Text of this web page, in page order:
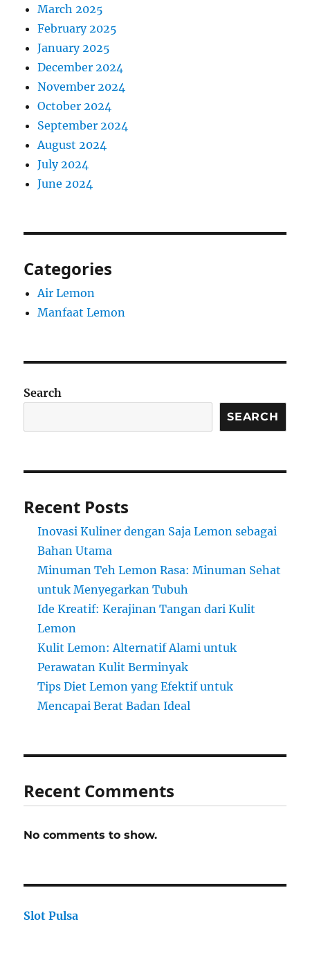
March 2025
February 2025
January 2025
December 2024
November 2024
October 2024
September 2024
August 2024
July 2024
June 2024
Categories
Air Lemon
Manfaat Lemon
Search
SEARCH
Recent Posts
Inovasi Kuliner dengan Saja Lemon sebagai
Bahan Utama
Minuman Teh Lemon Rasa: Minuman Sehat
untuk Menyegarkan Tubuh
Ide Kreatif: Kerajinan Tangan dari Kulit
Lemon
Kulit Lemon: Alternatif Alami untuk
Perawatan Kulit Berminyak
Tips Diet Lemon yang Efektif untuk
Mencapai Berat Badan Ideal
Recent Comments
No comments to show.
Slot Pulsa